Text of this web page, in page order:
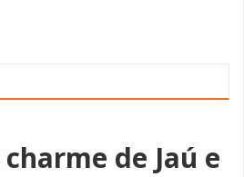
de Jaú e